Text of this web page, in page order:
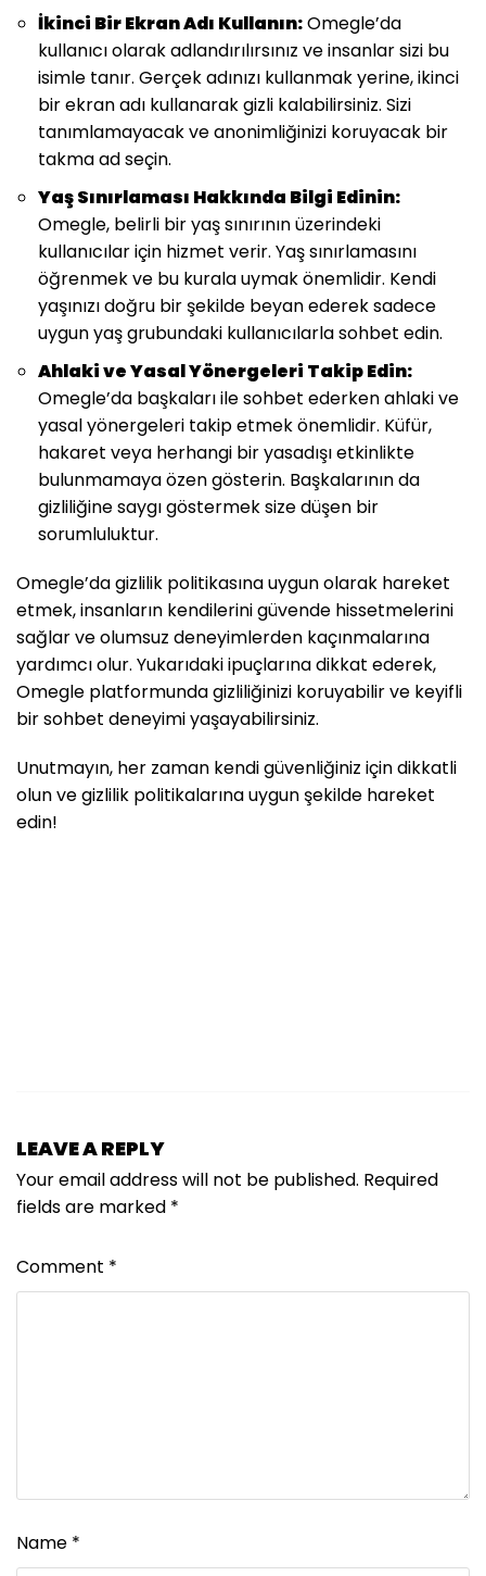
İkinci Bir Ekran Adı Kullanın:Omegle’da
kullanıcı olarak adlandırılırsınız ve insanlar sizi bu
isimle tanır. Gerçek adınızı kullanmak yerine, ikinci
bir ekran adı kullanarak gizli kalabilirsiniz. Sizi
tanımlamayacak ve anonimliğinizi koruyacak bir
takma ad seçin.
Yaş Sınırlaması Hakkında Bilgi Edinin:
Omegle, belirli bir yaş sınırının üzerindeki
kullanıcılar için hizmet verir. Yaş sınırlamasını
öğrenmek ve bu kurala uymak önemlidir. Kendi
yaşınızı doğru bir şekilde beyan ederek sadece
uygun yaş grubundaki kullanıcılarla sohbet edin.
Ahlaki ve Yasal Yönergeleri Takip Edin:
Omegle’da başkaları ile sohbet ederken ahlaki ve
yasal yönergeleri takip etmek önemlidir. Küfür,
hakaret veya herhangi bir yasadışı etkinlikte
bulunmamaya özen gösterin. Başkalarının da
gizliliğine saygı göstermek size düşen bir
sorumluluktur.
Omegle’da gizlilik politikasına uygun olarak hareket
etmek, insanların kendilerini güvende hissetmelerini
sağlar ve olumsuz deneyimlerden kaçınmalarına
yardımcı olur. Yukarıdaki ipuçlarına dikkat ederek,
Omegle platformunda gizliliğinizi koruyabilir ve keyifli
bir sohbet deneyimi yaşayabilirsiniz.
Unutmayın, her zaman kendi güvenliğiniz için dikkatli
olun ve gizlilik politikalarına uygun şekilde hareket
edin!
LEAVE A REPLY
Your email address will not be published. Required
fields are marked *
Comment *
Name *